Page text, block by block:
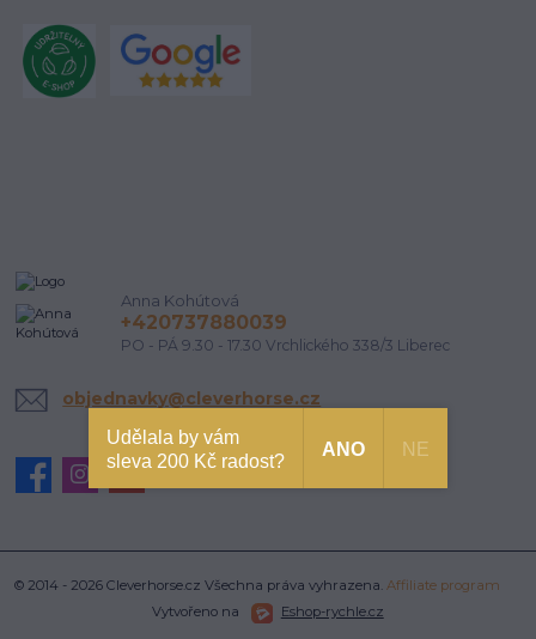
Anna Kohútová
+420737880039
PO - PÁ 9.30 - 17.30 Vrchlického 338/3 Liberec
objednavky@cleverhorse.cz
© 2014 - 2026 Cleverhorse.cz Všechna práva vyhrazena.Affiliate program
Vytvořeno na
Eshop-rychle.cz
Udělala by vám
sleva 200 Kč radost?
ANO NE